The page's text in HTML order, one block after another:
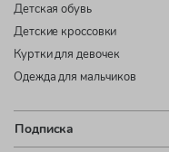
Детская обувь
Детские кроссовки
Куртки для девочек
Одежда для мальчиков
Подписка